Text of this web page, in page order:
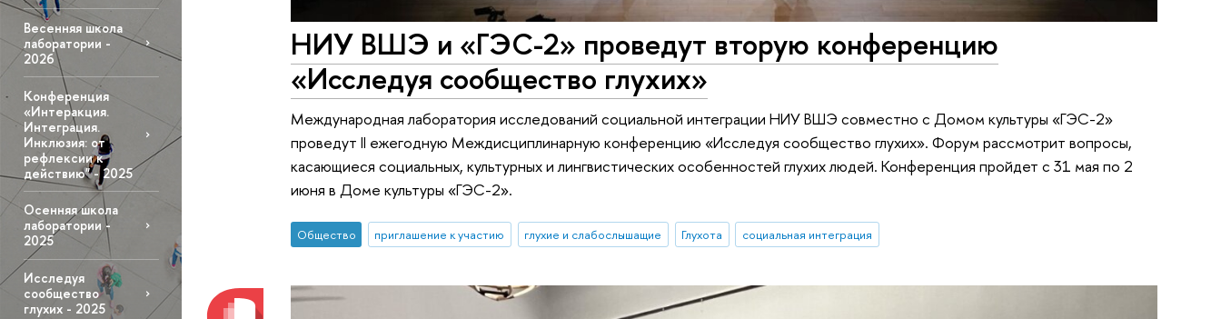
Весенняя школа
лаборатории -
2026
Конференция
«Интеракция.
Интеграция.
Инклюзия: от
рефлексии к
действию" - 2025
Осенняя школа
лаборатории -
2025
Исследуя
сообщество
глухих - 2025
НИУ ВШЭ и «ГЭС-2» проведут вторую конференцию
«Исследуя сообщество глухих»
Международная лаборатория исследований социальной интеграции НИУ ВШЭ совместно с Домом культуры «ГЭС-2»
проведут II ежегодную Междисциплинарную конференцию «Исследуя сообщество глухих». Форум рассмотрит вопросы,
касающиеся социальных, культурных и лингвистических особенностей глухих людей. Конференция пройдет с 31 мая по 2
июня в Доме культуры «ГЭС-2».
Общество приглашение к участию глухие и слабослышащие Глухота социальная интеграция